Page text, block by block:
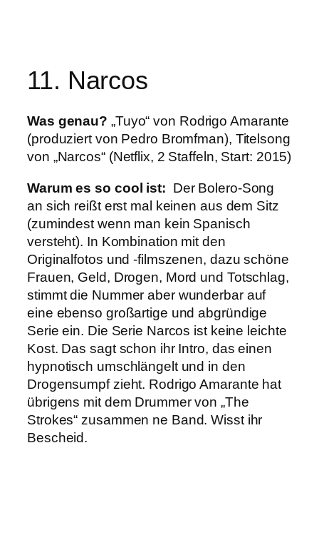
11. Narcos
Was genau? „Tuyo“ von Rodrigo Amarante
(produziert von Pedro Bromfman), Titelsong
von „Narcos“ (Netflix, 2 Staffeln, Start: 2015)
Warum es so cool ist: Der Bolero-Song
an sich reißt erst mal keinen aus dem Sitz
(zumindest wenn man kein Spanisch
versteht). In Kombination mit den
Originalfotos und -filmszenen, dazu schöne
Frauen, Geld, Drogen, Mord und Totschlag,
stimmt die Nummer aber wunderbar auf
eine ebenso großartige und abgründige
Serie ein. Die Serie Narcos ist keine leichte
Kost. Das sagt schon ihr Intro, das einen
hypnotisch umschlängelt und in den
Drogensumpf zieht. Rodrigo Amarante hat
übrigens mit dem Drummer von „The
Strokes“ zusammen ne Band. Wisst ihr
Bescheid.